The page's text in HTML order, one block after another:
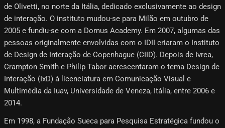
de Olivetti, no norte da Itália, dedicado exclusivamente ao design
de interação. O instituto mudou-se para Milão em outubro de
2005 e fundiu-se com a Domus Academy. Em 2007, algumas das
pessoas originalmente envolvidas com o IDII criaram o Instituto
de Design de Interação de Copenhague (CIID). Depois de Ivrea,
Crampton Smith e Philip Tabor acrescentaram o tema Design de
Interação (IxD) à licenciatura em Comunicação Visual e
Multimédia da Iuav, Universidade de Veneza, Itália, entre 2006 e
2014.
Em 1998, a Fundação Sueca para Pesquisa Estratégica fundou o